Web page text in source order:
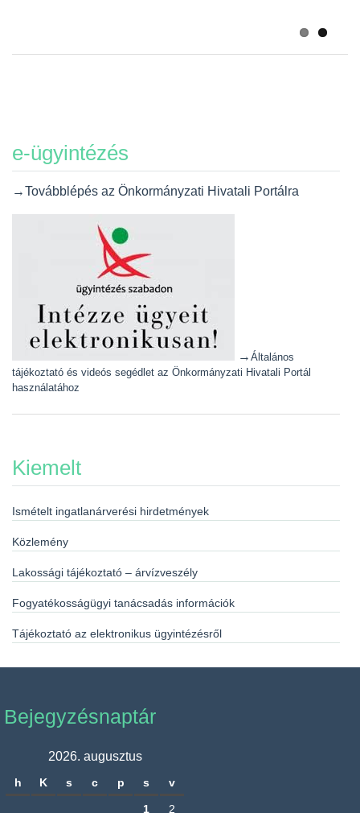
e-ügyintézés
→Továbblépés az Önkormányzati Hivatali Portálra
→ Általános
tájékoztató és videós segédlet az Önkormányzati Hivatali Portál
használatához
Kiemelt
Ismételt ingatlanárverési hirdetmények
Közlemény
Lakossági tájékoztató – árvízveszély
Fogyatékosságügyi tanácsadás információk
Tájékoztató az elektronikus ügyintézésről
Bejegyzésnaptár
2026. augusztus
h K s c p s v
1
2